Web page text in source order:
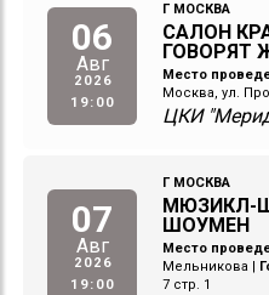
06
Авг
2026
19:00
Г МОСКВА
САЛОН
ГОВОРЯТ
Место
Москва, ул.
ЦКИ
07
Авг
2026
19:00
Г МОСКВА
МЮЗИКЛ-
ШОУМЕН
Место
Мельникова
7 стр. 1